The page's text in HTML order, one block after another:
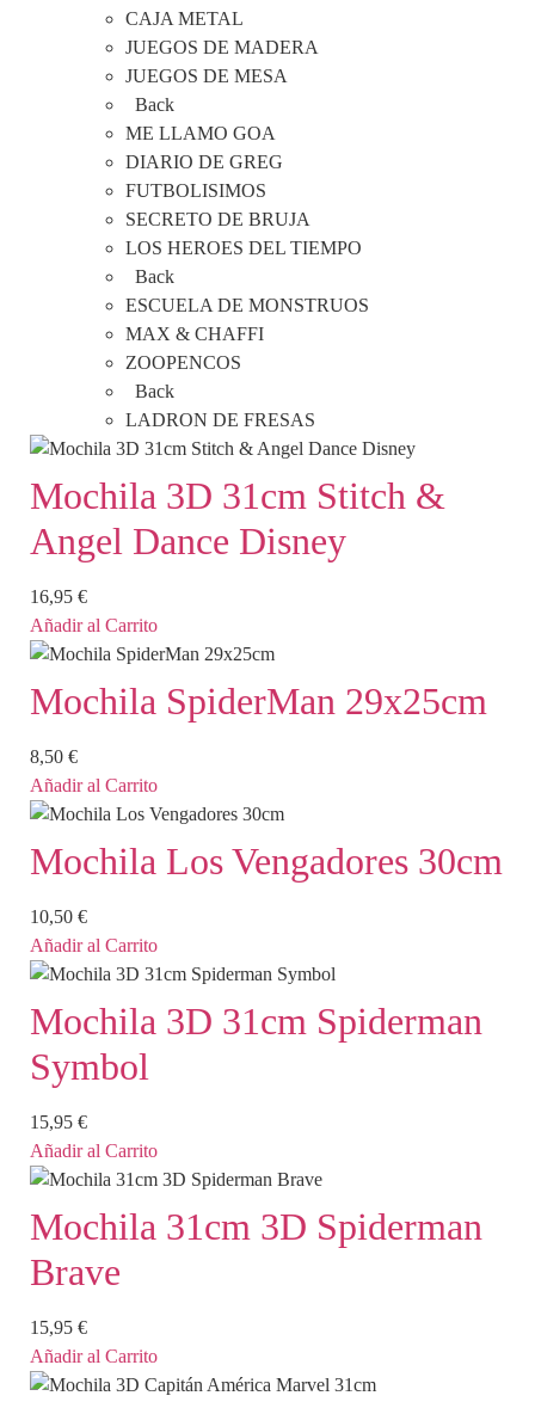
CAJA METAL
JUEGOS DE MADERA
JUEGOS DE MESA
Back
ME LLAMO GOA
DIARIO DE GREG
FUTBOLISIMOS
SECRETO DE BRUJA
LOS HEROES DEL TIEMPO
Back
ESCUELA DE MONSTRUOS
MAX & CHAFFI
ZOOPENCOS
Back
LADRON DE FRESAS
Mochila 3D 31cm Stitch &
Angel Dance Disney
16,95 €
Añadir al Carrito
Mochila SpiderMan 29x25cm
8,50 €
Añadir al Carrito
Mochila Los Vengadores 30cm
10,50 €
Añadir al Carrito
Mochila 3D 31cm Spiderman
Symbol
15,95 €
Añadir al Carrito
Mochila 31cm 3D Spiderman
Brave
15,95 €
Añadir al Carrito